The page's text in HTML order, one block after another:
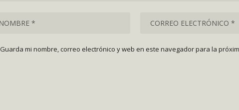
Guarda mi nombre, correo electrónico y web en este navegador para la